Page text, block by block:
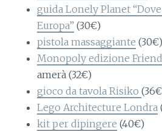
guida Lonely Planet
Europa”(30€)
pistola massaggiante (30€)
Monopoly edizione
amerà (32€)
gioco da tavola Risiko
Lego Architecture Londra
kit per dipingere (40€)